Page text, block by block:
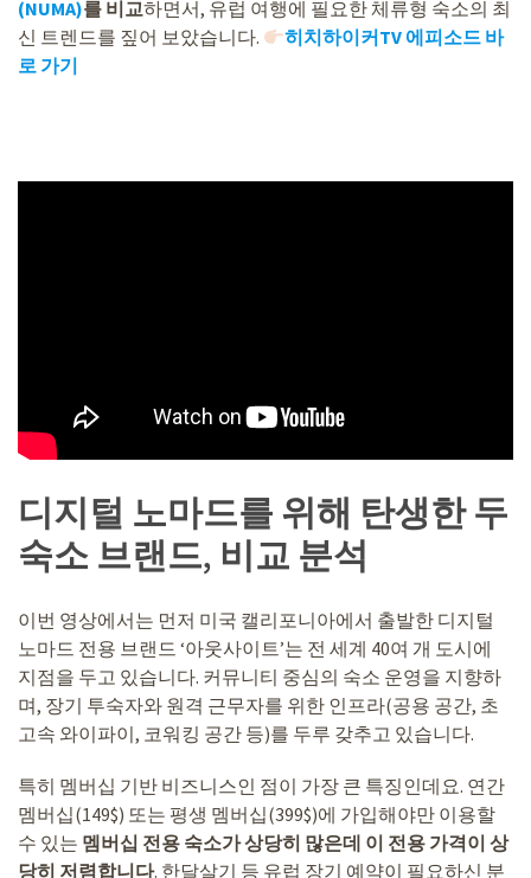
(NUMA)를 비교하면서, 유럽 여행에 필요한 체류형 숙소의 최
신 트렌드를 짚어 보았습니다.
히치하이커TV 에피소드 바
로 가기
디지털 노마드를 위해 탄생한 두
숙소 브랜드, 비교 분석
이번 영상에서는 먼저 미국 캘리포니아에서 출발한 디지털
노마드 전용 브랜드 ‘아웃사이트’는 전 세계 40여 개 도시에
지점을 두고 있습니다. 커뮤니티 중심의 숙소 운영을 지향하
며, 장기 투숙자와 원격 근무자를 위한 인프라(공용 공간, 초
고속 와이파이, 코워킹 공간 등)를 두루 갖추고 있습니다.
특히 멤버십 기반 비즈니스인 점이 가장 큰 특징인데요. 연간
멤버십(149$) 또는 평생 멤버십(399$)에 가입해야만 이용할
수 있는 멤버십 전용 숙소가 상당히 많은데 이 전용 가격이 상
당히 저렴합니다. 한달살기 등 유럽 장기 예약이 필요하신 분